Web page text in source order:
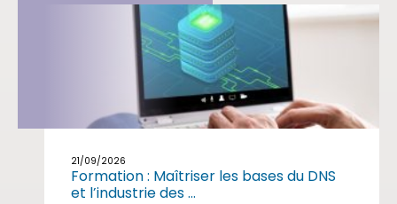
21/09/2026
Formation : Maîtriser les bases du DNS
et l’industrie des ...